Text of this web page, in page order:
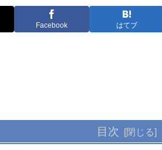
Facebook はてブ
目次